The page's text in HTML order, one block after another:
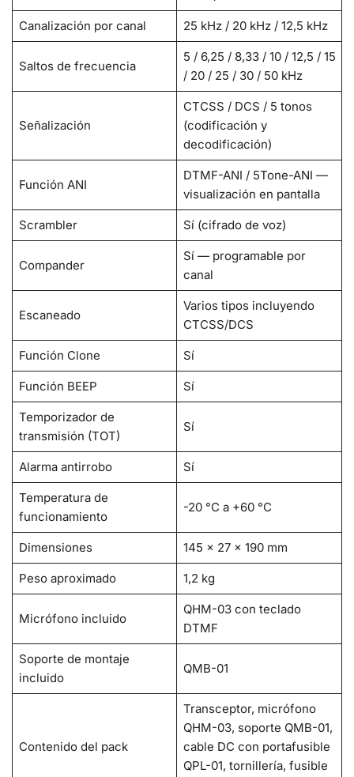
Canalización por canal 25 kHz / 20 kHz / 12,5 kHz
Saltos de frecuencia
5 / 6,25 / 8,33 / 10 / 12,5 / 15
/ 20 / 25 / 30 / 50 kHz
Señalización
CTCSS / DCS / 5 tonos
(codificación y
decodificación)
Función ANI
DTMF-ANI / 5Tone-ANI —
visualización en pantalla
Scrambler Sí (cifrado de voz)
Compander
Sí — programable por
canal
Escaneado
Varios tipos incluyendo
CTCSS/DCS
Función Clone Sí
Función BEEP Sí
Temporizador de
transmisión (TOT)
Sí
Alarma antirrobo Sí
Temperatura de
funcionamiento
-20 °C a +60 °C
Dimensiones 145 × 27 × 190 mm
Peso aproximado 1,2 kg
Micrófono incluido
QHM-03 con teclado
DTMF
Soporte de montaje
incluido
QMB-01
Contenido del pack
Transceptor, micrófono
QHM-03, soporte QMB-01,
cable DC con portafusible
QPL-01, tornillería, fusible